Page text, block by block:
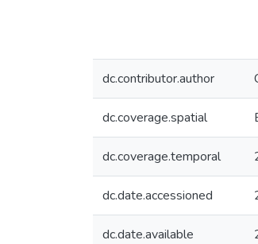
dc.contributor.author
dc.coverage.spatial
dc.coverage.temporal
dc.date.accessioned
dc.date.available